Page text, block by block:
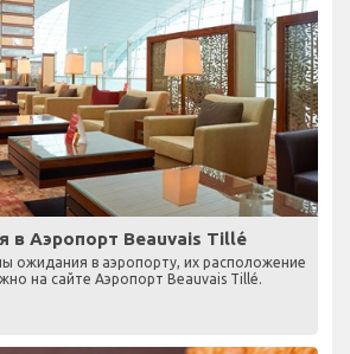
в Аэропорт Beauvais Tillé
ожидания в аэропорту, их расположение
на сайте Аэропорт Beauvais Tillé.